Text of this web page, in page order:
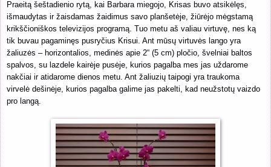
Praeitą šeštadienio rytą, kai Barbara miegojo, Krisas buvo atsikėlęs,
išmaudytas ir žaisdamas žaidimus savo planšetėje, žiūrėjo mėgstamą
krikščioniškos televizijos programą. Tuo metu aš valiau virtuvę, nes ką
tik buvau pagaminęs pusryčius Krisui. Ant mūsų virtuvės lango yra
žaliuzės – horizontalios, medinės apie 2“ (5 cm) pločio, švelniai baltos
spalvos, su lazdele kairėje pusėje, kurios pagalba mes jas uždarome
nakčiai ir atidarome dienos metu. Ant žaliuzių taipogi yra traukoma
virvelė dešinėje, kurios pagalba galime jas pakelti, kad neužstotų vaizdo
pro langą.